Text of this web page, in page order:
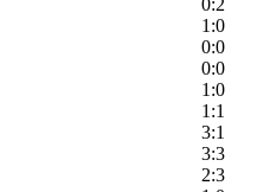
0:2
1:0
0:0
0:0
1:0
1:1
3:1
3:3
2:3